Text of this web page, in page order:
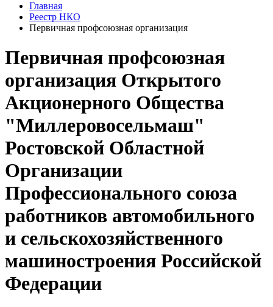
Главная
Реестр НКО
Первичная профсоюзная организация
Первичная профсоюзная
организация Открытого
Акционерного Общества
"Миллеровосельмаш"
Ростовской Областной
Организации
Профессионального союза
работников автомобильного
и сельскохозяйственного
машиностроения Российской
Федерации